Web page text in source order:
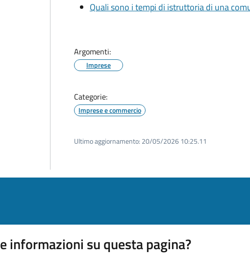
Quali sono i tempi di istruttoria di una
Argomenti:
Imprese
Categorie:
Imprese e commercio
Ultimo aggiornamento: 20/05/2026 10:25.11
informazioni su questa pagina?